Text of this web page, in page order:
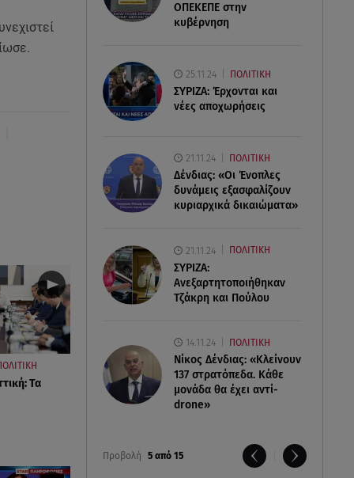
εργαστείτε την αργία
ΟΠΕΚΕΠE στην
κυβέρνηση
25.11.24 ΠΟΛΙΤΙΚΗ
ΣΥΡΙΖΑ: Έρχονται και
νέες αποχωρήσεις
21.11.24 ΠΟΛΙΤΙΚΗ
Δένδιας: «Οι Ένοπλες
δυνάμεις εξασφαλίζουν
κυριαρχικά δικαιώματα»
21.11.24 ΠΟΛΙΤΙΚΗ
ΣΥΡΙΖΑ:
Ανεξαρτητοποιήθηκαν
Τζάκρη και Πούλου
14.11.24 ΠΟΛΙΤΙΚΗ
Νίκος Δένδιας: «Κλείνουν
137 στρατόπεδα. Kάθε
μονάδα θα έχει αντί-
drone»
Προβολή 5 από 15
Τα